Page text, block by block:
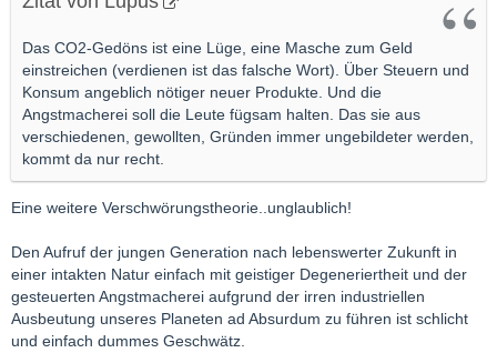
Das CO2-Gedöns ist eine Lüge, eine Masche zum Geld
einstreichen (verdienen ist das falsche Wort). Über Steuern und
Konsum angeblich nötiger neuer Produkte. Und die
Angstmacherei soll die Leute fügsam halten. Das sie aus
verschiedenen, gewollten, Gründen immer ungebildeter werden,
kommt da nur recht.
Eine weitere Verschwörungstheorie..unglaublich!
Den Aufruf der jungen Generation nach lebenswerter Zukunft in
einer intakten Natur einfach mit geistiger Degeneriertheit und der
gesteuerten Angstmacherei aufgrund der irren industriellen
Ausbeutung unseres Planeten ad Absurdum zu führen ist schlicht
und einfach dummes Geschwätz.